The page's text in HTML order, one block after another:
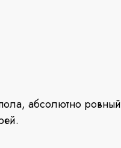
абсолютно ровный